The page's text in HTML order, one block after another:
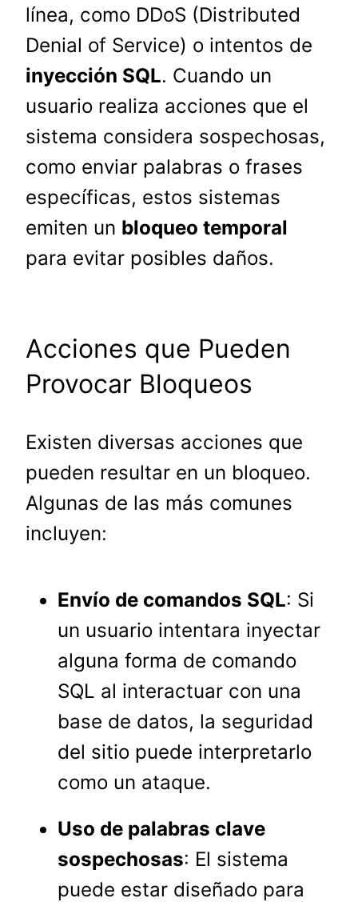
línea, como DDoS (Distributed
Denial of Service) o intentos de
inyección SQL. Cuando un
usuario realiza acciones que el
sistema considera sospechosas,
como enviar palabras o frases
específicas, estos sistemas
emiten un bloqueo temporal
para evitar posibles daños.
Acciones que Pueden
Provocar Bloqueos
Existen diversas acciones que
pueden resultar en un bloqueo.
Algunas de las más comunes
incluyen:
Envío de comandos SQL: Si
un usuario intentara inyectar
alguna forma de comando
SQL al interactuar con una
base de datos, la seguridad
del sitio puede interpretarlo
como un ataque.
Uso de palabras clave
sospechosas: El sistema
puede estar diseñado para